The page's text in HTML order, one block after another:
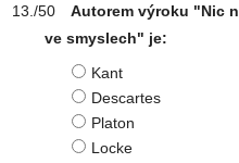
Autorem výroku "Nic
ve smyslech" je:
Kant
Descartes
Platon
Locke